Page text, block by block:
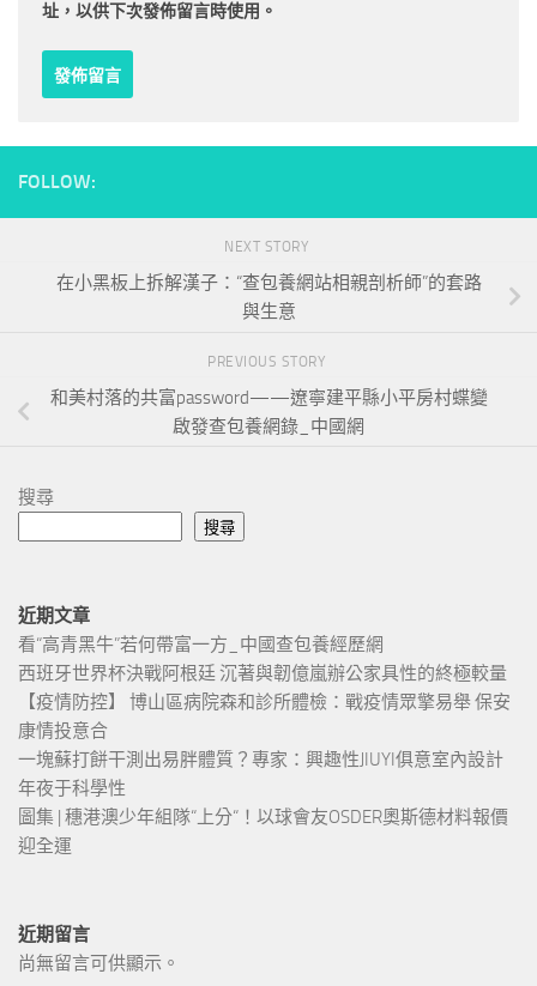
址，以供下次發佈留言時使用。
FOLLOW:
NEXT STORY
在小黑板上拆解漢子：“查包養網站相親剖析師”的套路
與生意
PREVIOUS STORY
和美村落的共富password——遼寧建平縣小平房村蝶變
啟發查包養網錄_中國網
搜尋
搜尋
近期文章
看“高青黑牛”若何帶富一方_中國查包養經歷網
西班牙世界杯決戰阿根廷 沉著與韌億嵐辦公家具性的終極較量
【疫情防控】 博山區病院森和診所體檢：戰疫情眾擎易舉 保安
康情投意合
一塊蘇打餅干測出易胖體質？專家：興趣性JIUYI俱意室內設計
年夜于科學性
圖集 | 穗港澳少年組隊“上分“！以球會友OSDER奧斯德材料報價
迎全運
近期留言
尚無留言可供顯示。